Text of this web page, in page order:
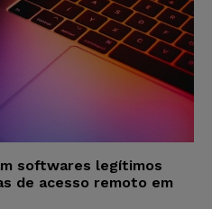
softwares legítimos
de acesso remoto em